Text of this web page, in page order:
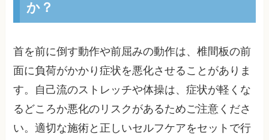
か？
首を前に倒す動作や前屈みの動作は、椎間板の前
面に負荷がかかり症状を悪化させることがありま
す。自己流のストレッチや体操は、症状が軽くな
るどころか悪化のリスクがあるためご注意くださ
い。適切な施術と正しいセルフケアをセットで行